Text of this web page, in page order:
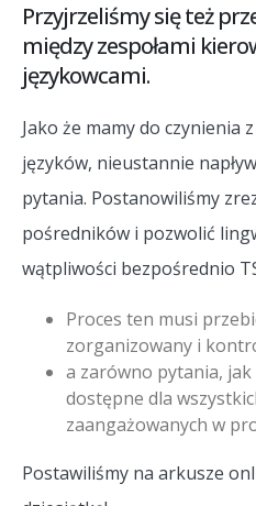
Przyjrzeliśmy się też
między zespołami
językowcami.
Jako że mamy do czynienia
języków, nieustannie
pytania. Postanowiliśmy
pośredników i pozwolić
wątpliwości bezpośrednio
Proces ten musi
zorganizowany i
a zarówno pytania,
dostępne dla
zaangażowanych w
Postawiliśmy na arkusze